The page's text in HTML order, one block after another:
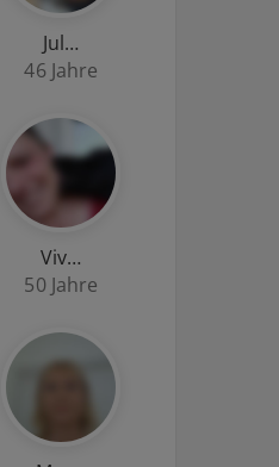
Jul…
46 Jahre
Viv…
50 Jahre